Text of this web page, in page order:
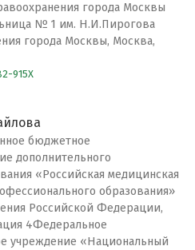
города Москвы
№ 1 им. Н.И.Пирогова
города Москвы, Москва,
915X
бюджетное
дополнительного
«Российская медицинская
образования»
Российской Федерации,
4Федеральное
учреждение «Национальный